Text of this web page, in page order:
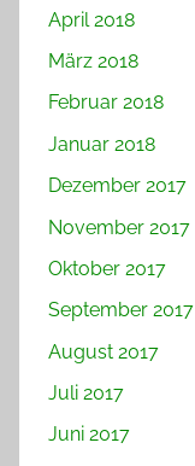
April 2018
März 2018
Februar 2018
Januar 2018
Dezember 2017
November 2017
Oktober 2017
September 2017
August 2017
Juli 2017
Juni 2017